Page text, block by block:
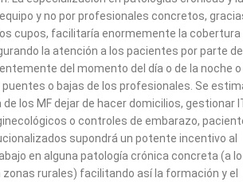
y no por profesionales concretos,
cupos, facilitaría enormemente la cobertura
la atención a los pacientes por parte de
del momento del día o de la noche o
o bajas de los profesionales. Se
de los MF dejar de hacer domicilios, gestionar
o controles de embarazo,
supondrá un potente incentivo al
en alguna patología crónica concreta (a lo
rurales) facilitando así la formación y el